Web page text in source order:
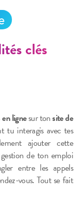
clés
lignesur tonsite de
interagis avec tes
ajouter cette
de ton emploi
entre les appels
vous. Tout se fait